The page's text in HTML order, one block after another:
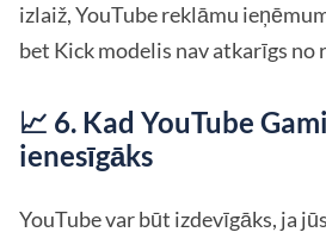
izlaiž, YouTube reklāmu
bet Kick modelis nav atkarīgs no
📈 6. Kad YouTube
ienesīgāks
YouTube var būt izdevīgāks, ja